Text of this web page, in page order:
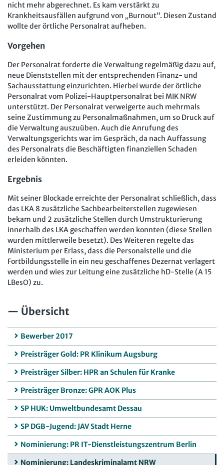
nicht mehr abgerechnet. Es kam verstärkt zu
Krankheitsausfällen aufgrund von „Burnout“. Diesen Zustand
wollte der örtliche Personalrat aufheben.
Vorgehen
Der Personalrat forderte die Verwaltung regelmäßig dazu auf,
neue Dienststellen mit der entsprechenden Finanz- und
Sachausstattung einzurichten. Hierbei wurde der örtliche
Personalrat vom Polizei-Hauptpersonalrat bei MIK NRW
unterstützt. Der Personalrat verweigerte auch mehrmals
seine Zustimmung zu Personalmaßnahmen, um so Druck auf
die Verwaltung auszuüben. Auch die Anrufung des
Verwaltungsgerichts war im Gespräch, da nach Auffassung
des Personalrats die Beschäftigten finanziellen Schaden
erleiden könnten.
Ergebnis
Mit seiner Blockade erreichte der Personalrat schließlich, dass
das LKA 8 zusätzliche Sachbearbeiterstellen zugewiesen
bekam und 2 zusätzliche Stellen durch Umstrukturierung
innerhalb des LKA geschaffen werden konnten (diese Stellen
wurden mittlerweile besetzt). Des Weiteren regelte das
Ministerium per Erlass, dass die Personalstelle und die
Fortbildungsstelle in ein neu geschaffenes Dezernat verlagert
werden und wies zur Leitung eine zusätzliche hD-Stelle (A 15
LBesO) zu.
Übersicht
Bewerber 2017
Preisträger Gold: PR Klinikum Augsburg
Preisträger Silber: HPR an Schulen für Kranke
Preisträger Bronze: GPR AOK Plus
SP HUK: Umweltbundesamt Dessau
SP DGB-Jugend: JAV Stadt Herne
Nominierung: PR IT-Dienstleistungszentrum Berlin
Nominierung: Landeskriminalamt NRW